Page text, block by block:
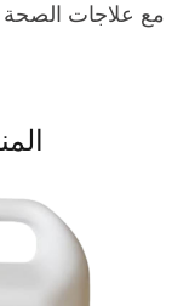
مع علاجات الصحة